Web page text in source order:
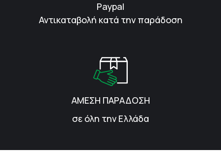
Paypal
Αντικαταβολή κατά την παράδοση
ΑΜΕΣΗ ΠΑΡΑΔΟΣΗ
σε όλη την Ελλάδα